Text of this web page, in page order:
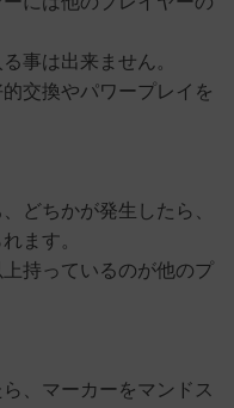
は出来ません。
交換やパワープレイを
ちかが発生したら、
ます。
ているのが他のプ
マーカーをマンドス